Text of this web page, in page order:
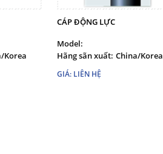
Korea
CÁP ĐỘNG LỰC
Model:
Hãng sãn xuất: China/Korea
GIÁ: LIÊN HỆ